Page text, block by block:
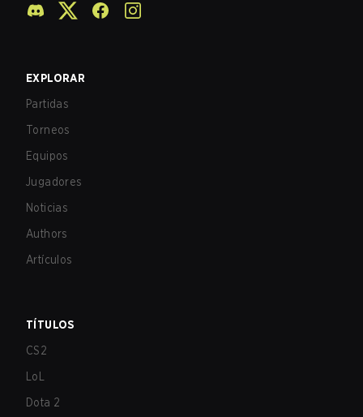
EXPLORAR
Partidas
Torneos
Equipos
Jugadores
Noticias
Authors
Artículos
TÍTULOS
CS2
LoL
Dota 2